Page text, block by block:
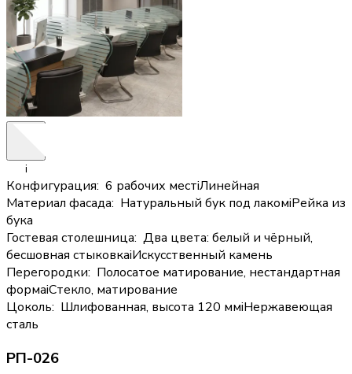
i
Конфигурация: 6 рабочих местiЛинейная
Материал фасада: Натуральный бук под лакомiРейка из
бука
Гостевая столешница: Два цвета: белый и чёрный,
бесшовная стыковкаiИскусственный камень
Перегородки: Полосатое матирование, нестандартная
формаiСтекло, матирование
Цоколь: Шлифованная, высота 120 ммiНержавеющая
сталь
РП-026